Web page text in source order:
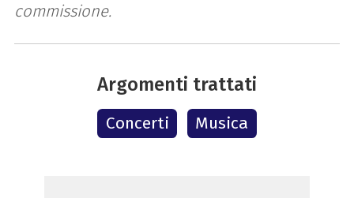
commissione.
Argomenti trattati
Concerti Musica